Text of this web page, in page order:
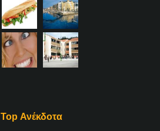
Top Ανέκδοτα